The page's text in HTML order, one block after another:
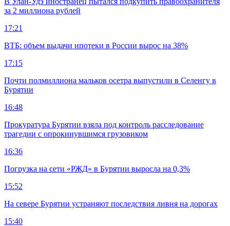
за 2 миллиона рублей
17:21
ВТБ: объем выдачи ипотеки в России вырос на 38%
17:15
Почти полмиллиона мальков осетра выпустили в Селенгу в
Бурятии
16:48
Прокуратура Бурятии взяла под контроль расследование
трагедии с опрокинувшимся грузовиком
16:36
Погрузка на сети «РЖД» в Бурятии выросла на 0,3%
15:52
На севере Бурятии устраняют последствия ливня на дорогах
15:40